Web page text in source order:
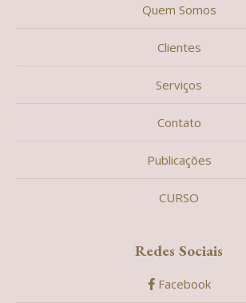
Quem Somos
Clientes
Serviços
Contato
Publicações
CURSO
Redes Sociais
Facebook